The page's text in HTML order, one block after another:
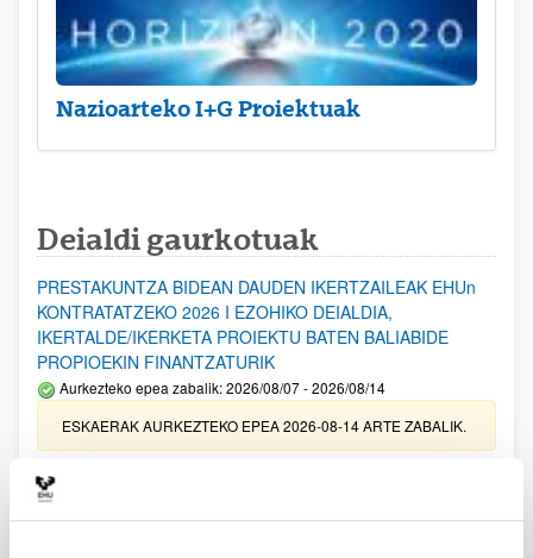
Nazioarteko I+G Proiektuak
Deialdi gaurkotuak
PRESTAKUNTZA BIDEAN DAUDEN IKERTZAILEAK EHUn
KONTRATATZEKO 2026 I EZOHIKO DEIALDIA,
IKERTALDE/IKERKETA PROIEKTU BATEN BALIABIDE
PROPIOEKIN FINANTZATURIK
Aurkezteko epea zabalik: 2026/08/07 - 2026/08/14
ESKAERAK AURKEZTEKO EPEA 2026-08-14 ARTE ZABALIK.
UPV/EHUn Azpiegitura Zientifikoa eta Funts Bibliografikoak
erosi eta berritzeko laguntzak 2026